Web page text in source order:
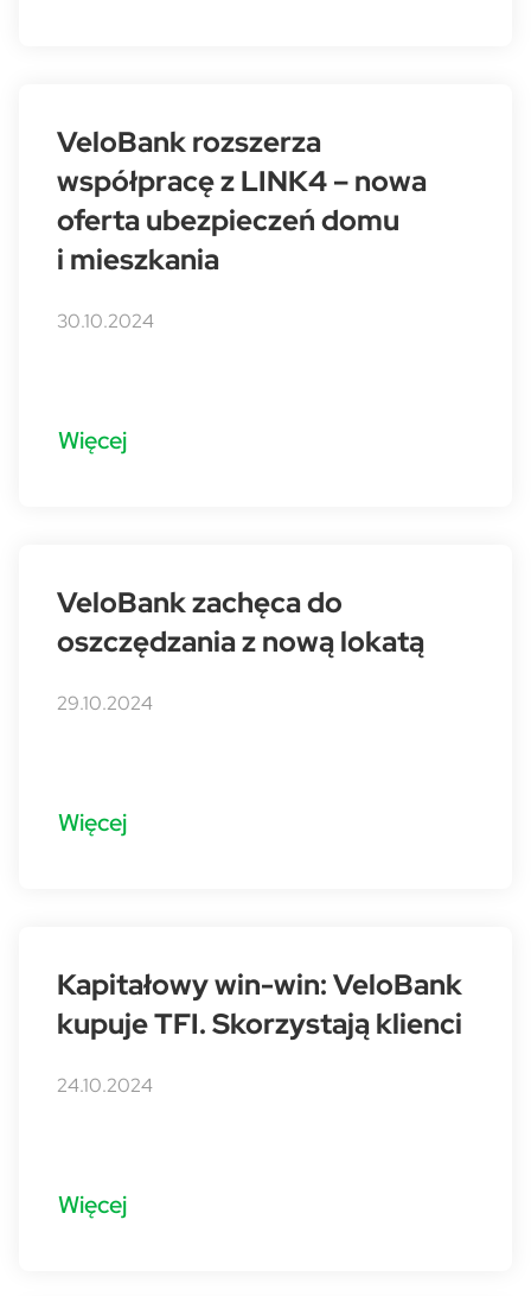
VeloBank rozszerza
współpracę z LINK4 – nowa
oferta ubezpieczeń domu
i mieszkania
30.10.2024
Więcej
VeloBank zachęca do
oszczędzania z nową lokatą
29.10.2024
Więcej
Kapitałowy win-win: VeloBank
kupuje TFI. Skorzystają klienci
24.10.2024
Więcej